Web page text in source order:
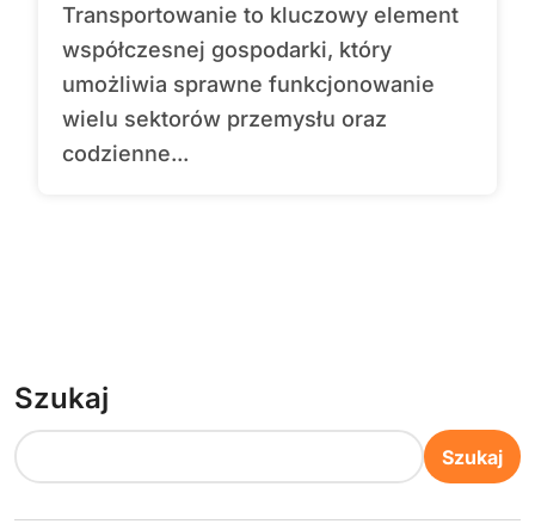
Transportowanie to kluczowy element
współczesnej gospodarki, który
umożliwia sprawne funkcjonowanie
wielu sektorów przemysłu oraz
codzienne...
Szukaj
Szukaj